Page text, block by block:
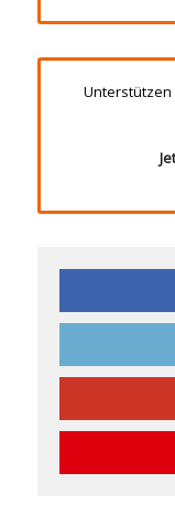
Unterstützen